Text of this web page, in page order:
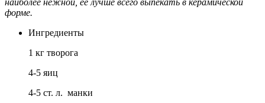
форме.
Ингредиенты
1 кг творога
4-5 яиц
4-5 ст. л. манки